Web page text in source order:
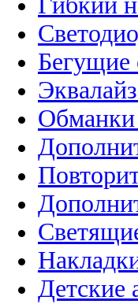
Бегущие
Обманки
Детские